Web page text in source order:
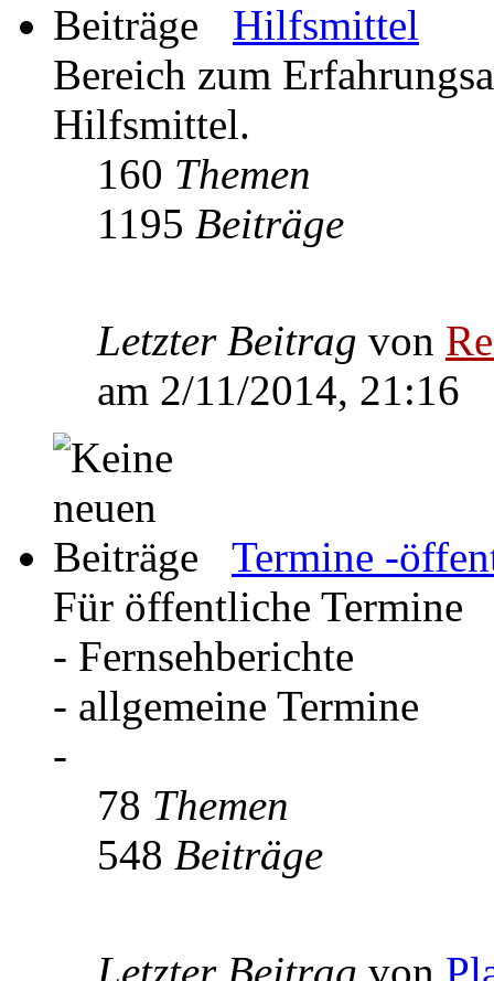
Hilfsmittel
Bereich zum
Hilfsmittel.
160 Themen
1195 Beiträge
Letzter Beitrag von
am 2/11/2014, 21:16
Termine -
Für öffentliche Termine
- Fernsehberichte
- allgemeine Termine
-
78 Themen
548 Beiträge